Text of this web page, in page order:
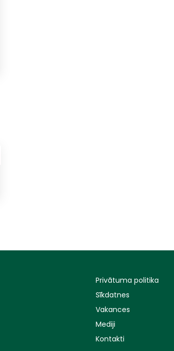
Privātuma politika
Sīkdatnes
Vakances
Mediji
Kontakti